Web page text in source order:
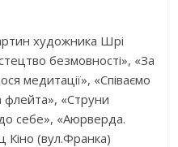
художника Шрі
безмовності», «За
медитації», «Співаємо
«Струни
себе», «Аюрверда.
Кіно (вул.Франка)